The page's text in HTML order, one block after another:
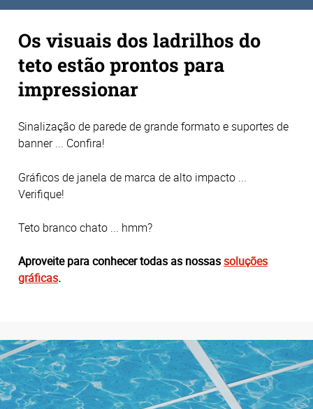
Os visuais dos ladrilhos do
teto estão prontos para
impressionar
Sinalizaçãode parede de grande formato e suportes de
banner ... Confira!
Gráficos de janela de marca de alto impacto ...
Verifique!
Teto branco chato ... hmm?
Aproveite para conhecer todas as nossassoluções
gráficas.